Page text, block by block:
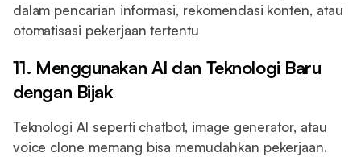
dalam pencarian informasi, rekomendasi konten, atau
otomatisasi pekerjaan tertentu
11. Menggunakan AI dan Teknologi Baru
dengan Bijak
Teknologi AI seperti chatbot, image generator, atau
voice clone memang bisa memudahkan pekerjaan.